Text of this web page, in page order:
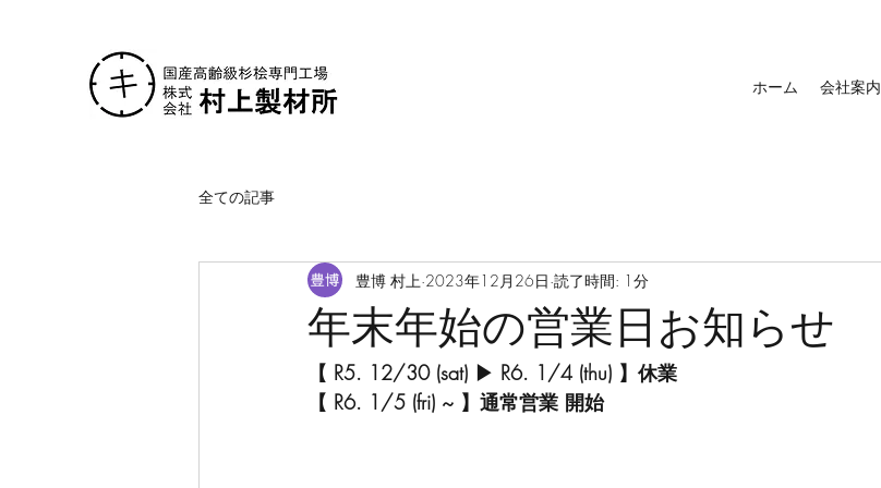
ホーム 会社案内
全ての記事
年末年始の営業日お知らせ
豊博 村上 2023年12月26日 読了時間: 1分
【 R5. 12/30 (sat) ▶ R6. 1/4 (thu) 】休業
【 ​ R6. 1/5 (fri) ~ 】通常営業 開始